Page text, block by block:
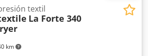
km
textil
La Forte 340